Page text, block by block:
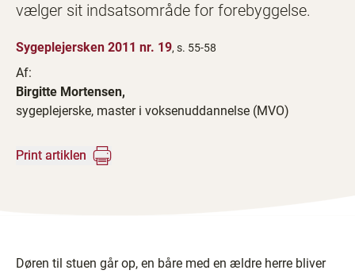
vælger sit indsatsområde for forebyggelse.
Sygeplejersken 2011 nr. 19, s. 55-58
Af:
Birgitte Mortensen,
sygeplejerske, master i voksenuddannelse (MVO)
Print artiklen
Døren til stuen går op, en båre med en ældre herre bliver